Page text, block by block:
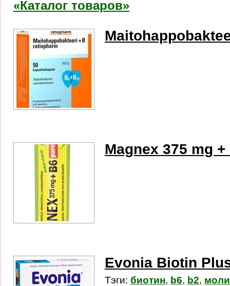
«Каталог товаров»
Magnex 375 mg
Evonia Biotin
Тэги: биотин, b6, b2,